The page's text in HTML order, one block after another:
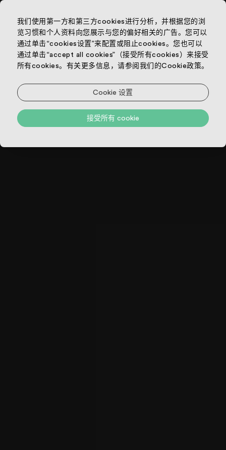
我们使用第一方和第三方cookies进行分析，并根据您的浏
览习惯和个人资料向您展示与您的偏好相关的广告。您可以
通过单击“cookies设置”来配置或阻止cookies。您也可以
通过单击“accept all cookies”（接受所有cookies）来接受
所有cookies。有关更多信息，请参阅我们的Cookie政策。
Cookie 设置
接受所有 cookie